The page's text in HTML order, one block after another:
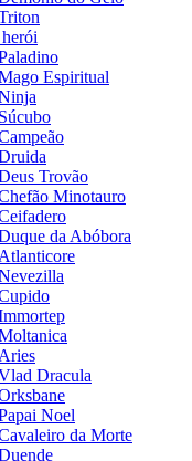
Espiritual
Súcubo
Trovão
Minotauro
da Abóbora
Atlanticore
Aries
Dracula
Noel
da Morte